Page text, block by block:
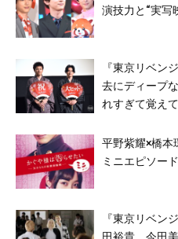
演技力と“実写
『東京リベン
去にディープ
れすぎて覚えて
平野紫耀×橋本
ミニエピソー
『東京リベン